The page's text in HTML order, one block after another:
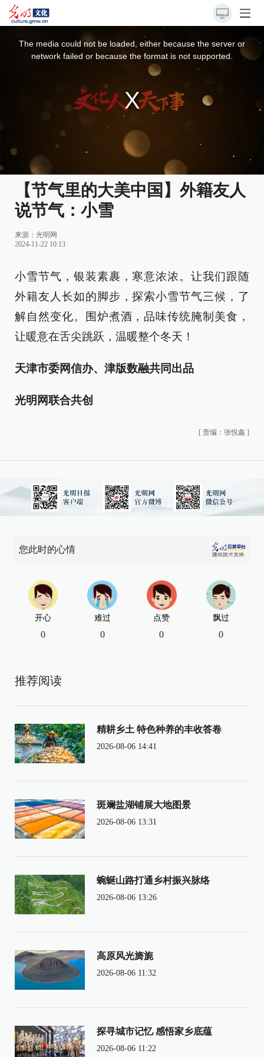
The media could not be loaded, either because the server or
network failed or because the format is not supported.
【节气里的大美中国】外籍友人
说节气：小雪
来源： 光明网
2024-11-22 10:13
小雪节气，银装素裹，寒意浓浓。让我们跟随
外籍友人长如的脚步，探索小雪节气三候，了
解自然变化。围炉煮酒，品味传统腌制美食，
让暖意在舌尖跳跃，温暖整个冬天！
天津市委网信办、津版数融共同出品
光明网联合共创
[ 责编：张悦鑫 ]
您此时的心情
开心
0
难过
0
点赞
0
飘过
0
推荐阅读
精耕乡土 特色种养的丰收答卷
2026-08-06 14:41
斑斓盐湖铺展大地图景
2026-08-06 13:31
蜿蜒山路打通乡村振兴脉络
2026-08-06 13:26
高原风光旖旎
2026-08-06 11:32
探寻城市记忆 感悟家乡底蕴
2026-08-06 11:22